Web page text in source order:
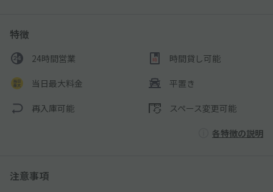
特徴
24時間営業 時間貸し可能
当日最大料金 平置き
再入庫可能 スペース変更可能
各特徴の説明
注意事項